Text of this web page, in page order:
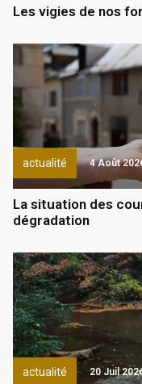
Les vigies de nos
actualité 4 Août
La situation des
dégradation
actualité 20 Juil